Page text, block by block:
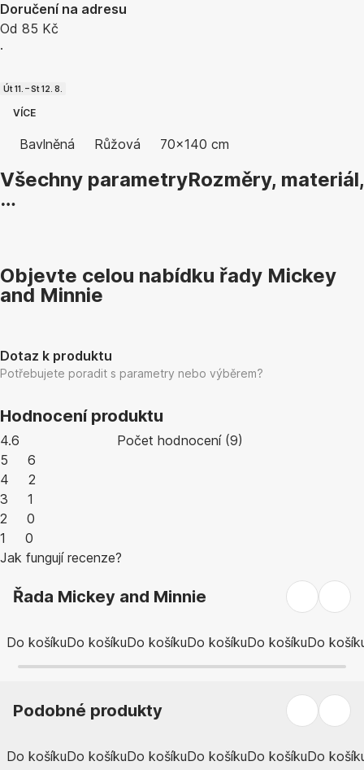
Doručení na adresu
Od 85 Kč
·
Út 11. – St 12. 8.
VÍCE
Bavlněná Růžová 70x140 cm
Všechny parametryRozměry, materiál,
…
Objevte celou nabídku řady Mickey
and Minnie
Dotaz k produktu
Potřebujete poradit s parametry nebo výběrem?
Hodnocení produktu
4.6 Počet hodnocení(9)
5
6
4
2
3
1
2
0
1
0
Jak fungují recenze?
Řada Mickey and Minnie
Do košíkuDo košíkuDo košíkuDo košíkuDo košíkuDo
Podobné produkty
Do košíkuDo košíkuDo košíkuDo košíkuDo košíkuDo